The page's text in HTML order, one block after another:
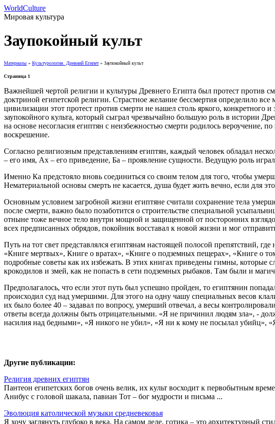
WorldCulture
Мировая культура
Заупокойный культ
Материалы » Культурология. Древний Египет» Заупокойный культ
Страница 1
Важнейшей чертой религии и культуры Древнего Египта был протест против
доктриной египетской религии. Страстное желание бессмертия определило
цивилизации этот протест против смерти не нашел столь яркого,
заупокойного культа, который сыграл чрезвычайно большую роль в истории
на основе несогласия египтян с неизбежностью смерти родилось вероучение,
воскрешение.
Согласно религиозным представлениям египтян, каждый человек обладал
– его имя, Ах – его приведение, Ба – проявление сущности. Ведущую роль
Именно Ка предстояло вновь соединиться со своим телом для того, чтобы
Нематериальной основы смерть не касается, душа будет жить вечно, если для
Основным условием загробной жизни египтяне считали сохранение тела
после смерти, важно было позаботится о строительстве специальной
отныне тоже вечное тело внутри мощной и защищенной от посторонних
всех предписанных обрядов, покойник восставал к новой жизни и мог
Путь на тот свет представлялся египтянам настоящей полосой препятствий,
«Книге мертвых», Книге о вратах», «Книге о подземных пещерах», «Книге о
подробные советы как их избежать. В этих книгах приведены гимны, которые
крокодилов и змей, как не попасть в сети подземных рыбаков. Там были и
Предполагалось, что если этот путь был успешно пройден, то египтянин
происходил суд над умершими. Для этого на одну чашу специальных весов
их было более 40 – задавал по вопросу, умерший отвечал, а весы
ответы всегда должны быть отрицательными. «Я не причинил людям зла», -
насилия над бедными», «Я никого не убил», «Я ни к кому не посылал убийц»,
Другие публикации:
Религия древних египтян
Пантеон египетских богов очень велик, их культ восходит к первобытным
Анибус с головой шакала, павиан Тот – бог мудрости и письма ...
Эволюция католической музыки средневековья
Я хочу заглянуть глубоко в века. На самом деле, готика – это архитектурный